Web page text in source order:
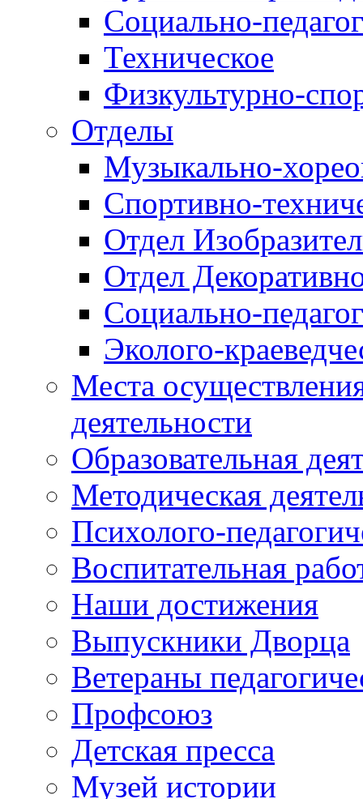
Социально-
Техническое
Физкультурно-
Отделы
Музыкально-
Спортивно-
Отдел
Отдел
Социально-
Эколого-
Места
деятельности
Образовательная
Методическая
Психолого-
Воспитательная
Наши достижения
Выпускники Дворца
Ветераны
Профсоюз
Детская пресса
Музей истории